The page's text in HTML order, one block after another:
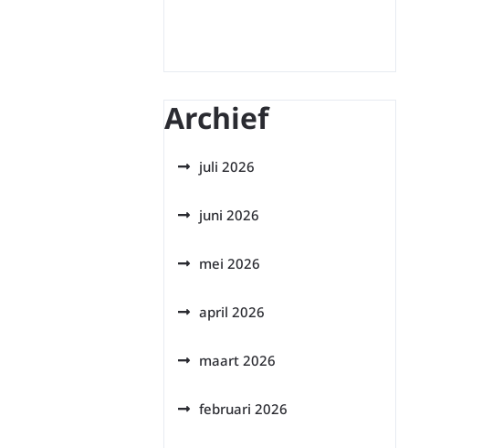
Archief
juli 2026
juni 2026
mei 2026
april 2026
maart 2026
februari 2026